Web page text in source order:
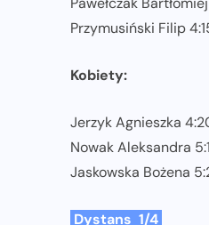
Przymusiński Filip
Kobiety:
Jerzyk Agnieszka
Nowak Aleksandra
Jaskowska Bożena
Dystans 1/4